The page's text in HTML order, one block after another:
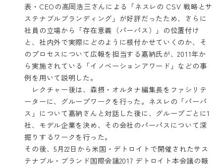
表・CEOの高岡浩三さんによる「ネスレの CSV 戦略とサ
ステナブルブランディング」が好評だったため、さらに
社員の立場から「存在意義（パーパス）」の位置付け
と、社内外で実際にどのように根付かせていくのか、そ
のプロセスについて広報を担当する嘉納氏が、2011年か
ら実施されている「イノベーションアワード」などの事
例を用いて説明した。
レクチャー後は、森摂・オルタナ編集長をファシリテ
ーターに、グループワークを行った。ネスレの「パーパ
ス」について嘉納さんと対話した後に、グループごとに1
社、モデル企業を決め、その会社のパーパスについて深
掘りするワークを行った。
その後、5月22日から米国・デトロイトで開催されたサス
テナブル・ブランド国際会議2017 デトロイト本会議の報